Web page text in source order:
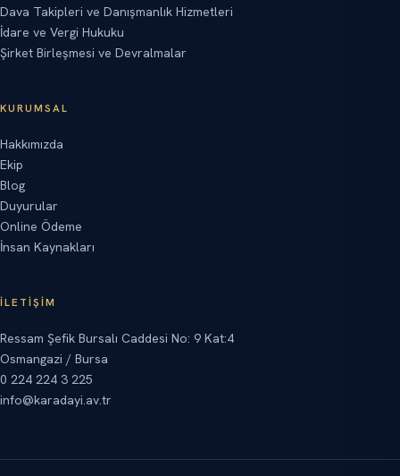
Dava Takipleri ve Danışmanlık Hizmetleri
İdare ve Vergi Hukuku
Şirket Birleşmesi ve Devralmalar
KURUMSAL
Hakkımızda
Ekip
Blog
Duyurular
Online Ödeme
İnsan Kaynakları
İLETIŞIM
Ressam Şefik Bursalı Caddesi No: 9 Kat:4
Osmangazi / Bursa
0 224 224 3 225
info@karadayi.av.tr